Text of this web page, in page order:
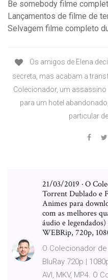
Be somebody filme
Lançamentos de filme de
Selvagem filme completo
Os amigos de Elena
secreta, mas acabam a
Colecionador, um assassino
para um hotel
particular
21/03/2019 · O
Torrent Dublado e
Animes para
com as melhores
áudio e
WEBRip, 720p,
O Colecionador
BluRay 720p |
AVI, MKV, MP4. O